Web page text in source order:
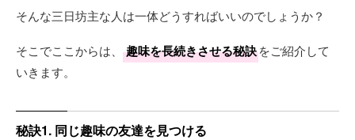
そんな三日坊主な人は一体どうすればいいのでしょうか？
そこでここからは、 趣味を長続きさせる秘訣をご紹介して
いきます。
秘訣1. 同じ趣味の友達を見つける